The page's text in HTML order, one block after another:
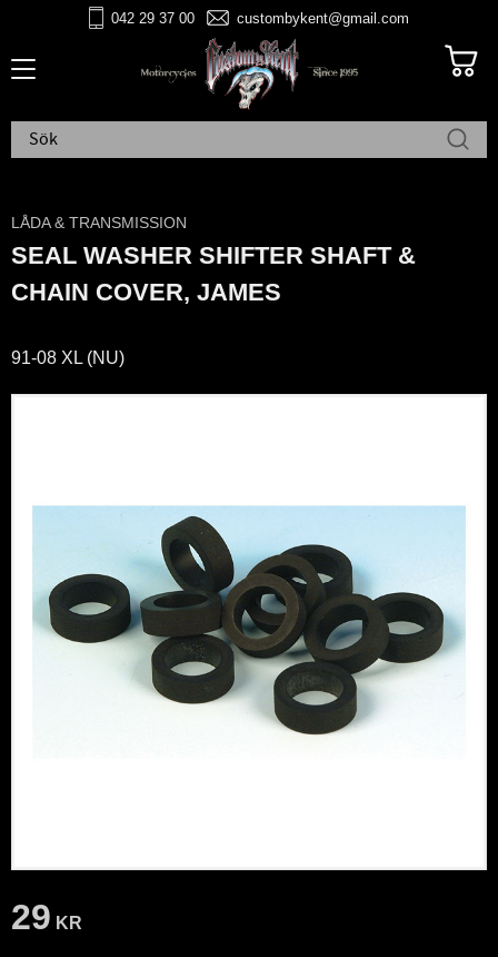
042 29 37 00 custombykent@gmail.com
LÅDA & TRANSMISSION
SEAL WASHER SHIFTER SHAFT &
CHAIN COVER, JAMES
91-08 XL (NU)
29 KR